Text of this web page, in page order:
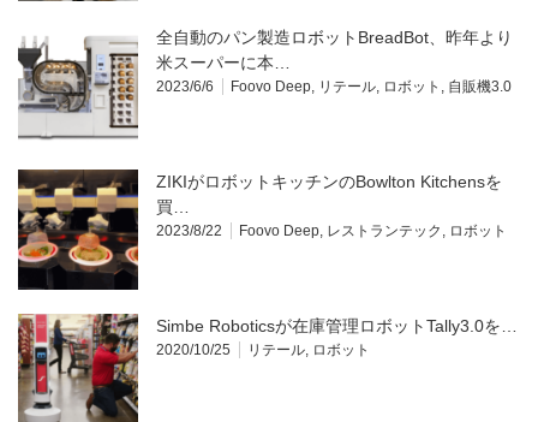
全自動のパン製造ロボットBreadBot、昨年より
米スーパーに本…
2023/6/6 Foovo Deep, リテール, ロボット , 自販機3.0
ZIKIがロボットキッチンのBowlton Kitchensを
買…
2023/8/22 Foovo Deep, レストランテック , ロボット
Simbe Roboticsが在庫管理ロボットTally3.0を…
2020/10/25 リテール, ロボット